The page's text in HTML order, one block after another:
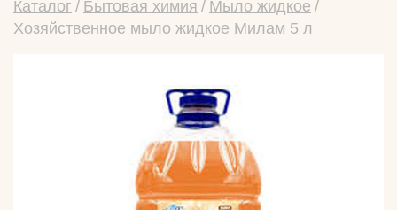
Каталог Бытовая химия
Мыло жидкое
Хозяйственное мыло жидкое Милам 5 л